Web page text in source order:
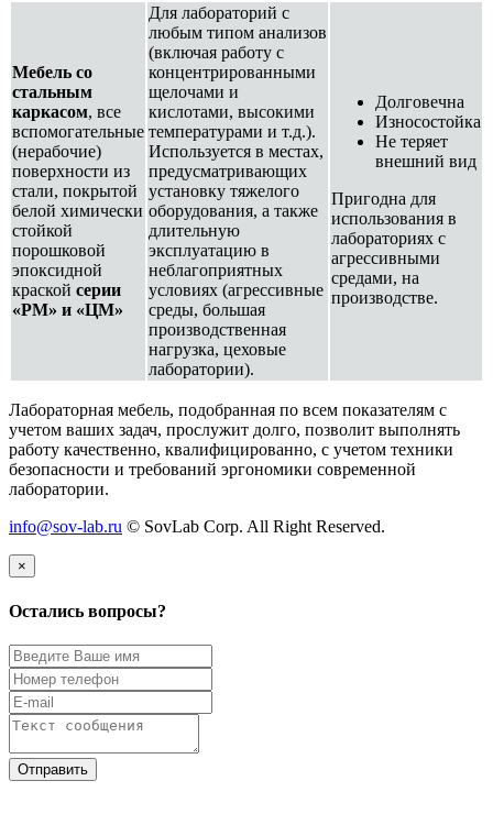
Мебель со
стальным
каркасом, все
вспомогательные
(нерабочие)
поверхности из
стали, покрытой
белой химически
стойкой
порошковой
эпоксидной
краской серии
«РМ» и «ЦМ»
Для лабораторий с
любым типом анализов
(включая работу с
концентрированными
щелочами и
кислотами, высокими
температурами и т.д.).
Используется в местах,
предусматривающих
установку тяжелого
оборудования, а также
длительную
эксплуатацию в
неблагоприятных
условиях (агрессивные
среды, большая
производственная
нагрузка, цеховые
лаборатории).
Долговечна
Износостойка
Не теряет
внешний вид
Пригодна для
использования в
лабораториях с
агрессивными
средами, на
производстве.
Лабораторная мебель, подобранная по всем показателям с
учетом ваших задач, прослужит долго, позволит выполнять
работу качественно, квалифицированно, с учетом техники
безопасности и требований эргономики современной
лаборатории.
info@sov-lab.ru © SovLab Corp. All Right Reserved.
×
Остались вопросы?